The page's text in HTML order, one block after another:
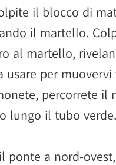
il blocco di
il martello.
al martello,
usare per
percorrete il
lungo il tubo
ponte a nord-